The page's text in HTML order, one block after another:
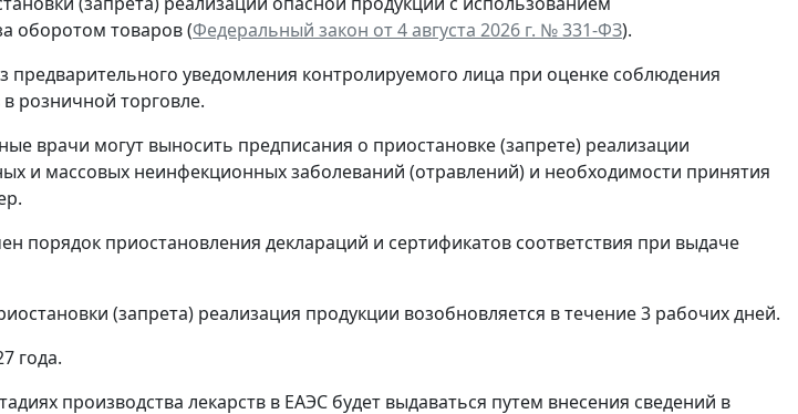
оборотом товаров (Федеральный закон от 4 августа 2026 г. № 331-ФЗ).
предварительного уведомления контролируемого лица при оценке соблюдения
розничной торговле.
врачи могут выносить предписания о приостановке (запрете) реализации
и массовых неинфекционных заболеваний (отравлений) и необходимости принятия
порядок приостановления деклараций и сертификатов соответствия при выдаче
(запрета) реализация продукции возобновляется в течение 3 рабочих дней.
года.
производства лекарств в ЕАЭС будет выдаваться путем внесения сведений в